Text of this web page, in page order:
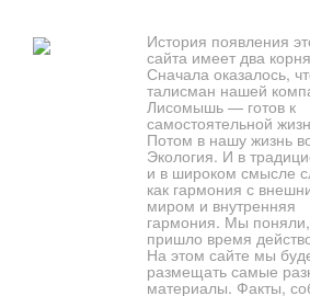
История появления
сайта имеет два
Сначала оказалось,
талисман нашей
Лисомышь — готов к
самостоятельной
Потом в нашу жизнь
Экология. И в
и в широком смысле
как гармония с
миром и внутренняя
гармония. Мы поняли,
пришло время
На этом сайте мы
размещать самые
материалы. Факты,